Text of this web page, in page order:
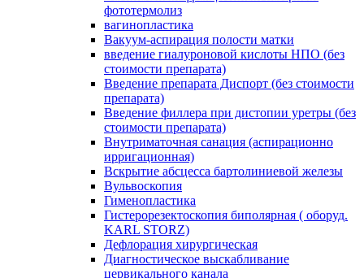
фототермолиз
вагинопластика
Вакуум-аспирация полости матки
введение гиалуроновой кислоты НПО (без
стоимости препарата)
Введение препарата Диспорт (без стоимости
препарата)
Введение филлера при дистопии уретры (без
стоимости препарата)
Внутриматочная санация (аспирационно
ирригационная)
Вскрытие абсцесса бартолиниевой железы
Вульвоскопия
Гименопластика
Гистерорезектоскопия биполярная ( оборуд.
KARL STORZ)
Дефлорация хирургическая
Диагностическое выскабливание
цервикального канала